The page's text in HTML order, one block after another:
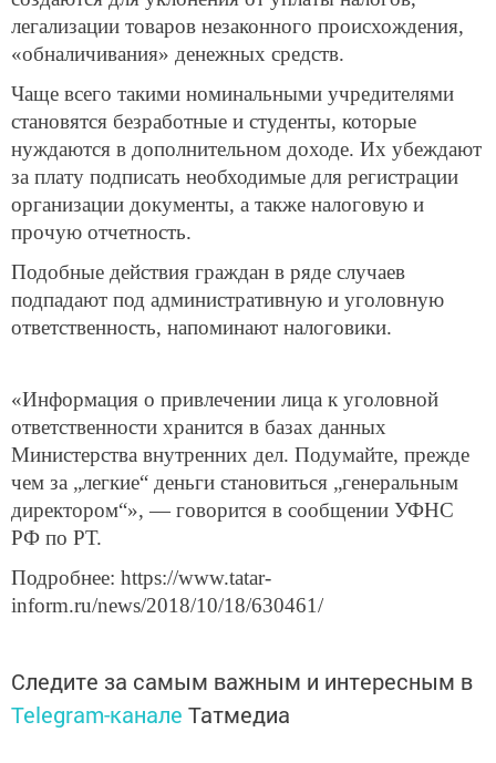
легализации товаров незаконного происхождения,
«обналичивания» денежных средств.
Чаще всего такими номинальными учредителями
становятся безработные и студенты, которые
нуждаются в дополнительном доходе. Их убеждают
за плату подписать необходимые для регистрации
организации документы, а также налоговую и
прочую отчетность.
Подобные действия граждан в ряде случаев
подпадают под административную и уголовную
ответственность, напоминают налоговики.
«Информация о привлечении лица к уголовной
ответственности хранится в базах данных
Министерства внутренних дел. Подумайте, прежде
чем за „легкие“ деньги становиться „генеральным
директором“», — говорится в сообщении УФНС
РФ по РТ.
Подробнее: https://www.tatar-
inform.ru/news/2018/10/18/630461/
Следите за самым важным и интересным в
Telegram-канале Татмедиа